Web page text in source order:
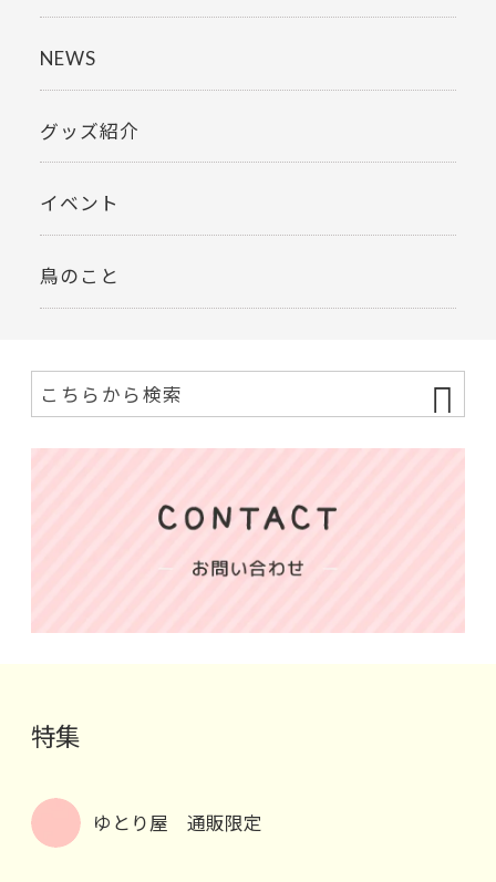
NEWS
グッズ紹介
イベント
鳥のこと
特集
ゆとり屋 通販限定